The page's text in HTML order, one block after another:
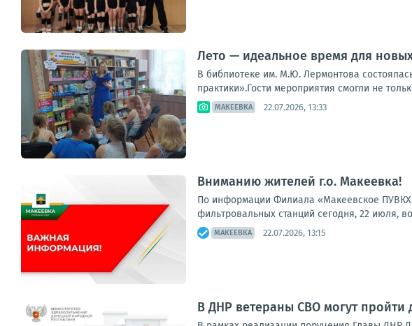
Лето — идеальное время для
В библиотеке им. М.Ю. Лермонтова
практики».Гости мероприятия смогли не
МАКЕЕВКА 22.07.2026, 13:33
Вниманию жителей г.о. Макеевка!
По информации Филиала «Макеевское
фильтровальных станций сегодня, 22 июля,
МАКЕЕВКА 22.07.2026, 13:15
В ДНР ветераны СВО могут пройти